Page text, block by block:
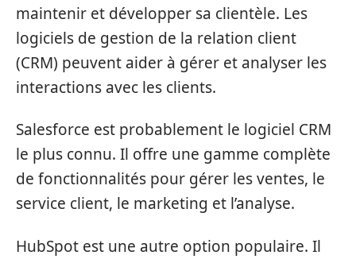
maintenir et développer sa clientèle. Les
logiciels de gestion de la relation client
(CRM) peuvent aider à gérer et analyser les
interactions avec les clients.
Salesforce est probablement le logiciel CRM
le plus connu. Il offre une gamme complète
de fonctionnalités pour gérer les ventes, le
service client, le marketing et l’analyse.
HubSpot est une autre option populaire. Il